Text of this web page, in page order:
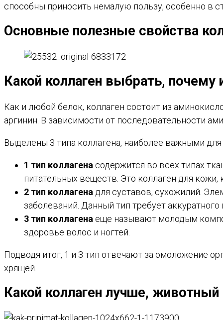
способны приносить немалую пользу, особенно в
Основные полезные свойства
Какой коллаген выбрать, почему
Как и любой белок, коллаген состоит из
аргинин. В зависимости от последовательности
Выделены 3 типа коллагена, наиболее важными
1 тип коллагена содержится во всех типах
питательных веществ. Это коллаген для кожи,
2 тип коллагена для суставов, сухожилий.
заболеваний. Данный тип требует
3 тип коллагена еще называют молодым
здоровье волос и ногтей.
Подводя итог, 1 и 3 тип отвечают за омоложение
хрящей.
Какой коллаген лучше,